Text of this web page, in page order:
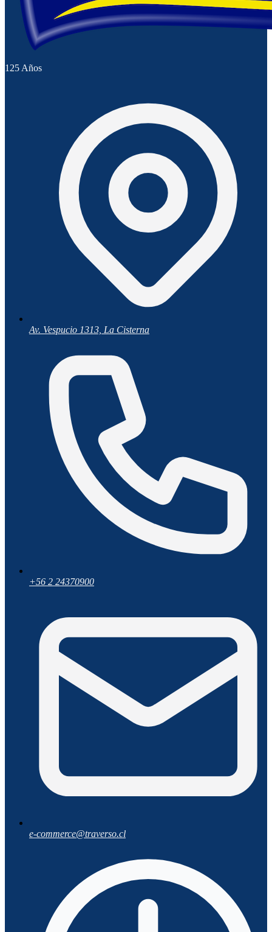
125 Años
Av. Vespucio 1313, La Cisterna
+56 2 24370900
e-commerce@traverso.cl